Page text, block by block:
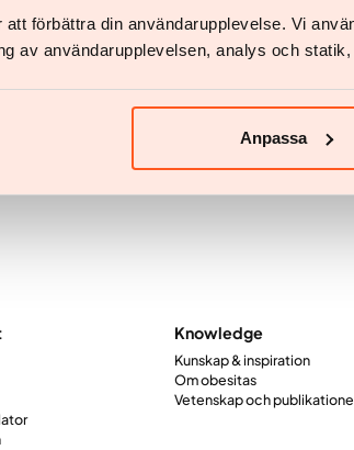
förbättra din användarupplevelse. Vi
av användarupplevelsen, analys och
Anpassa
Knowledge
Kunskap & inspiration
Om obesitas
Vetenskap och